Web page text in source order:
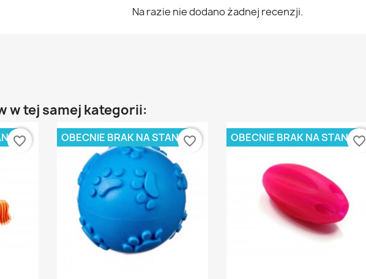
Na razie nie dodano żadnej recenzji.
w tej samej kategorii:
favorite_border OBECNIE BRAK NA STANIEfavorite_border OBECNIE BRAK NA STANIEfavorite_border